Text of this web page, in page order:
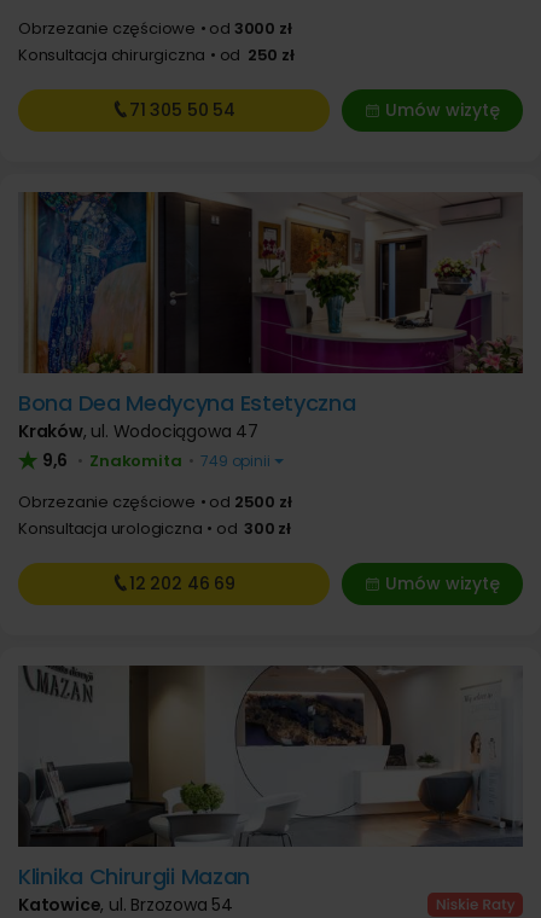
Obrzezanie częściowe od 3000 zł
Konsultacja chirurgiczna
od 250 zł
Umów wizytę
71 305 50 54
Bona Dea Medycyna Estetyczna
Kraków, ul. Wodociągowa 47
9,6 • Znakomita • 749 opinii
Obrzezanie częściowe od 2500 zł
Konsultacja urologiczna
od 300 zł
Umów wizytę
12 202 46 69
Klinika Chirurgii Mazan
Katowice, ul. Brzozowa 54